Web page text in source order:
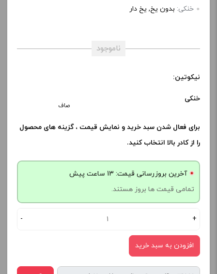
خنکی: بدون یخ, یخ دار
ناموجود
نیکوتین:
خنکی
صاف
برای فعال شدن سبد خرید و نمایش قیمت ، گزینه های محصول
را از کادر بالا انتخاب کنید.
آخرین بروزرسانی قیمت: 13 ساعت پیش
تمامی قیمت ها بروز هستند.
- +
افزودن به سبد خرید